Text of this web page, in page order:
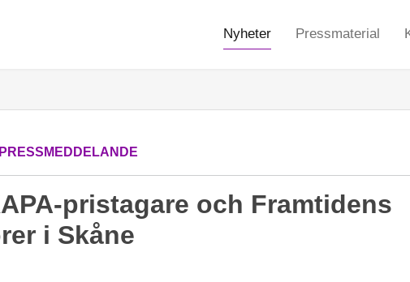
Nyheter Pressmaterial
PRESSMEDDELANDE
pristagare och Framtidens
i Skåne